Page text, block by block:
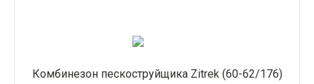
Комбинезон пескоструйщика Zitrek (60-62/176)